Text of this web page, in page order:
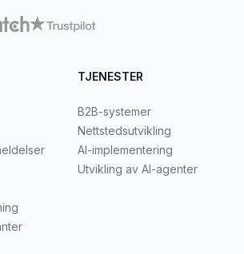
TJENESTER
B2B-systemer
Nettstedsutvikling
AI-implementering
Utvikling av AI-agenter